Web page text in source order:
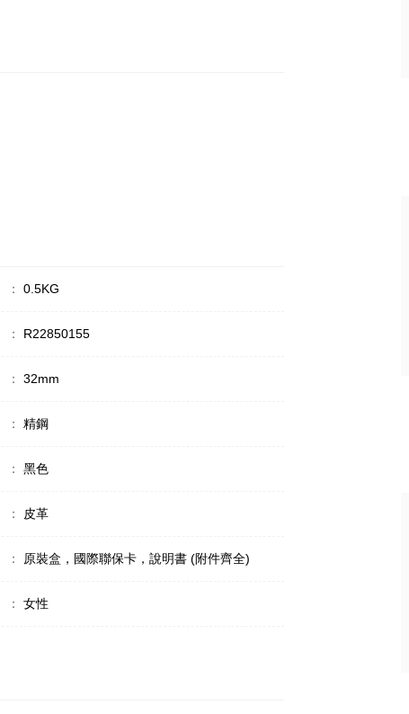
： 0.5KG
： R22850155
： 32mm
： 精鋼
： 黑色
： 皮革
： 原裝盒，國際聯保卡，說明書 (附件齊全)
： 女性